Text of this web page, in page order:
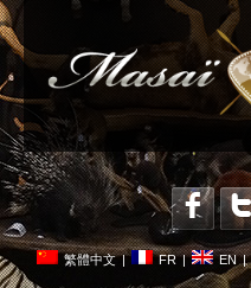
繁體中文 | FR | EN |